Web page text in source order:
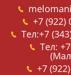
+7 (922)
Тел:+7
Тел:
+7